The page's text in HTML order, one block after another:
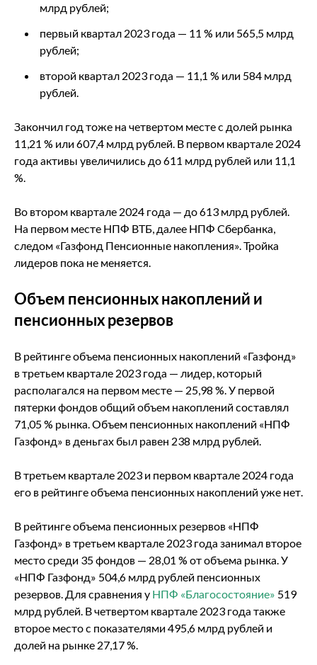
млрд рублей;
первый квартал 2023 года — 11 % или 565,5 млрд
рублей;
второй квартал 2023 года — 11,1 % или 584 млрд
рублей.
Закончил год тоже на четвертом месте с долей рынка
11,21 % или 607,4 млрд рублей. В первом квартале 2024
года активы увеличились до 611 млрд рублей или 11,1
%.
Во втором квартале 2024 года — до 613 млрд рублей.
На первом месте НПФ ВТБ, далее НПФ Сбербанка,
следом «Газфонд Пенсионные накопления». Тройка
лидеров пока не меняется.
Объем пенсионных накоплений и
пенсионных резервов
В рейтинге объема пенсионных накоплений «Газфонд»
в третьем квартале 2023 года — лидер, который
располагался на первом месте — 25,98 %. У первой
пятерки фондов общий объем накоплений составлял
71,05 % рынка. Объем пенсионных накоплений «НПФ
Газфонд» в деньгах был равен 238 млрд рублей.
В третьем квартале 2023 и первом квартале 2024 года
его в рейтинге объема пенсионных накоплений уже нет.
В рейтинге объема пенсионных резервов «НПФ
Газфонд» в третьем квартале 2023 года занимал второе
место среди 35 фондов — 28,01 % от объема рынка. У
«НПФ Газфонд» 504,6 млрд рублей пенсионных
резервов. Для сравнения у НПФ «Благосостояние» 519
млрд рублей. В четвертом квартале 2023 года также
второе место с показателями 495,6 млрд рублей и
долей на рынке 27,17 %.